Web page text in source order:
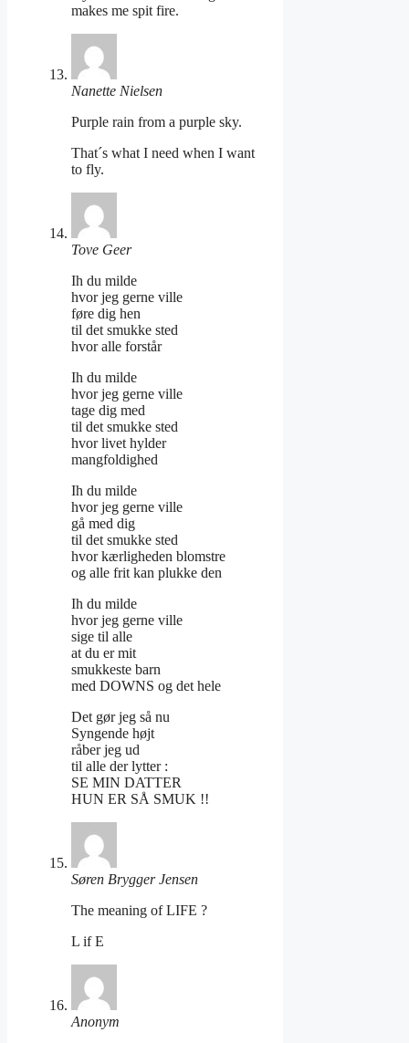
makes me spit fire.
Nanette Nielsen
Purple rain from a purple sky.
That´s what I need when I want
to fly.
Tove Geer
Ih du milde
hvor jeg gerne ville
føre dig hen
til det smukke sted
hvor alle forstår
Ih du milde
hvor jeg gerne ville
tage dig med
til det smukke sted
hvor livet hylder
mangfoldighed
Ih du milde
hvor jeg gerne ville
gå med dig
til det smukke sted
hvor kærligheden blomstre
og alle frit kan plukke den
Ih du milde
hvor jeg gerne ville
sige til alle
at du er mit
smukkeste barn
med DOWNS og det hele
Det gør jeg så nu
Syngende højt
råber jeg ud
til alle der lytter :
SE MIN DATTER
HUN ER SÅ SMUK !!
Søren Brygger Jensen
The meaning of LIFE ?
L if E
Anonym